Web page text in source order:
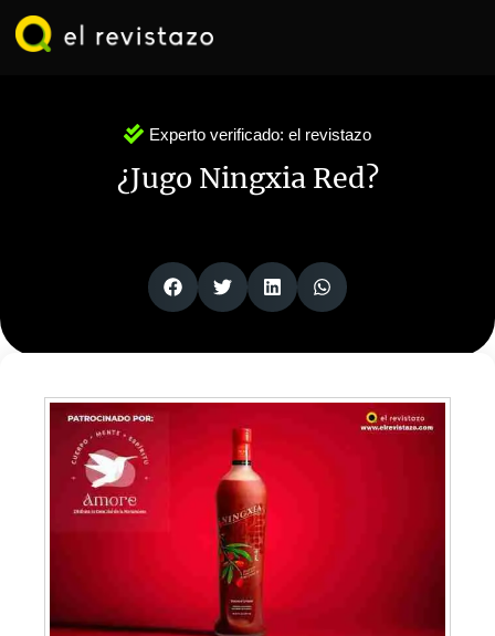
Experto verificado: el revistazo
¿Jugo Ningxia Red?